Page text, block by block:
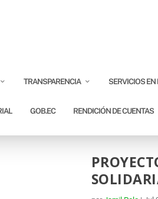
TRANSPARENCIA SERVICIOS EN
GOB.EC RENDICIÓN DE CUENTAS